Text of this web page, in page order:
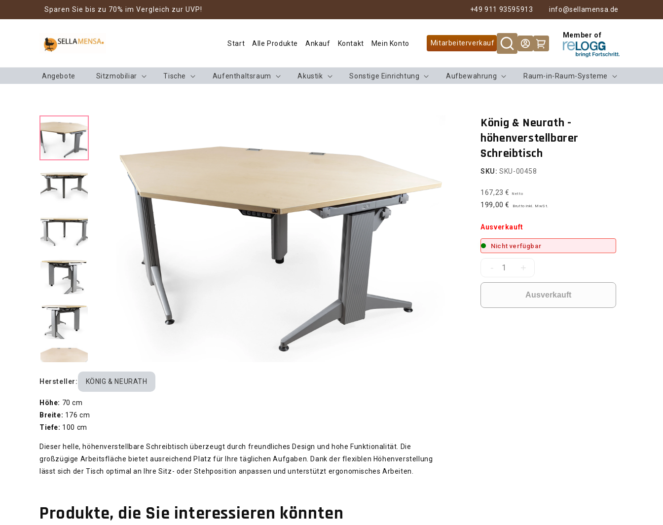
Sparen Sie bis zu 70% im Vergleich zur UVP! +49 911 93595913 info@sellamensa.de
Start Alle Produkte Ankauf Kontakt Mein Konto Mitarbeiterverkauf Warenkorb
Member of
Angebote Sitzmobiliar Tische Aufenthaltsraum Akustik Sonstige Einrichtung Aufbewahrung Raum-in-Raum-Systeme
König & Neurath -
höhenverstellbarer
Schreibtisch
SKU:SKU-00458
167,23 € Netto
199,00 € Brutto inkl. MwSt.
Ausverkauft
Nicht verfügbar
- +
Ausverkauft
Hersteller: KÖNIG & NEURATH
Höhe: 70 cm
Breite: 176 cm
Tiefe: 100 cm
Dieser helle, höhenverstellbare Schreibtisch überzeugt durch freundliches Design und hohe Funktionalität. Die
großzügige Arbeitsfläche bietet ausreichend Platz für Ihre täglichen Aufgaben. Dank der flexiblen Höhenverstellung
lässt sich der Tisch optimal an Ihre Sitz- oder Stehposition anpassen und unterstützt ergonomisches Arbeiten.
Produkte, die Sie interessieren könnten